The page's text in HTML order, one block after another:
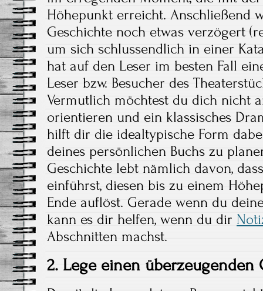
Höhepunkt erreicht. Anschließend
Geschichte noch etwas verzögert
um sich schlussendlich in einer
hat auf den Leser im besten Fall
Leser bzw. Besucher des
Vermutlich möchtest du dich nicht
orientieren und ein klassisches
hilft dir die idealtypische Form
deines persönlichen Buchs zu
Geschichte lebt nämlich davon,
einführst, diesen bis zu einem
Ende auflöst. Gerade wenn du
kann es dir helfen, wenn du dir
Abschnitten machst.
2. Lege einen überzeugenden